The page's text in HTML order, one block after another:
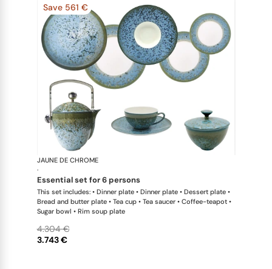
Save 561 €
JAUNE DE CHROME
·
essential set for 6 persons
This set includes: • Dinner plate • Dinner plate • Dessert plate •
Bread and butter plate • Tea cup • Tea saucer • Coffee-teapot •
Sugar bowl • Rim soup plate
3.743 €
4.304 €